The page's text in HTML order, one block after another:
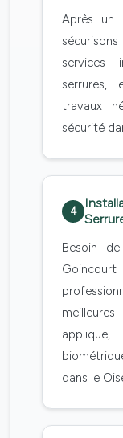
Après un
services
serrures,
travaux
sécurité
4
Besoin
applique,
dans le